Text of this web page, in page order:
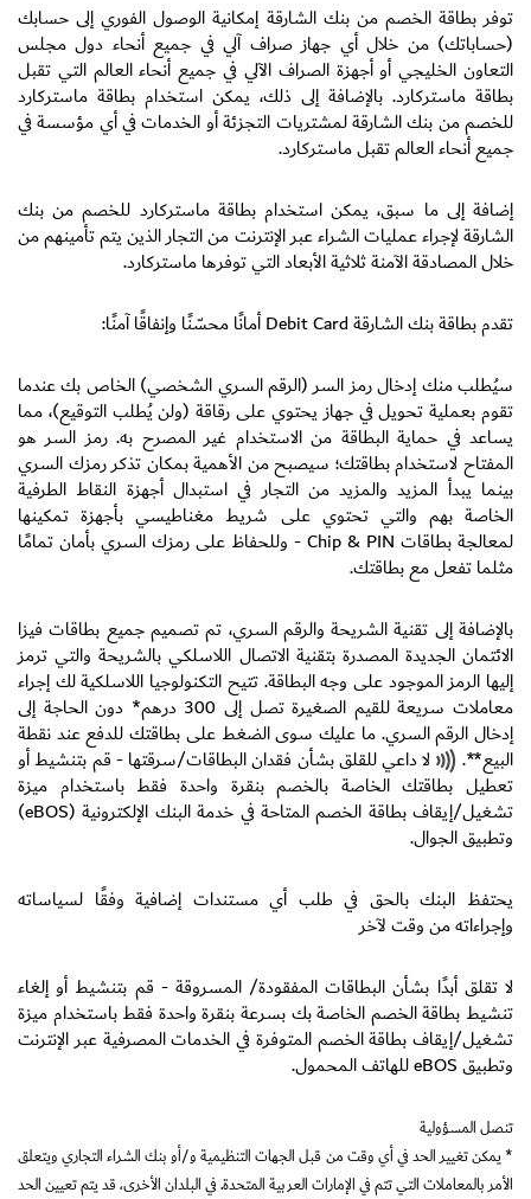
توفر بطاقة الخصم من بنك الشارقة إمكانية الوصول الفوري إلى حسابك
(حساباتك) من خلال أي جهاز صراف آلي في جميع أنحاء دول مجلس
التعاون الخليجي أو أجهزة الصراف الآلي في جميع أنحاء العالم التي تقبل
بطاقة ماستركارد. بالإضافة إلى ذلك، يمكن استخدام بطاقة ماستركارد
للخصم من بنك الشارقة لمشتريات التجزئة أو الخدمات في أي مؤسسة في
جميع أنحاء العالم تقبل ماستركارد.
إضافة إلى ما سبق، يمكن استخدام بطاقة ماستركارد للخصم من بنك
الشارقة لإجراء عمليات الشراء عبر الإنترنت من التجار الذين يتم تأمينهم من
خلال المصادقة الآمنة ثلاثية الأبعاد التي توفرها ماستركارد.
تقدم بطاقة بنك الشارقة Debit Card أمانًا محسّنًا وإنفاقًا آمنًا:
سيُطلب منك إدخال رمز السر (الرقم السري الشخصي) الخاص بك عندما
تقوم بعملية تحويل في جهاز يحتوي على رقاقة (ولن يُطلب التوقيع)، مما
يساعد في حماية البطاقة من الاستخدام غير المصرح به. رمز السر هو
المفتاح لاستخدام بطاقتك؛ سيصبح من الأهمية بمكان تذكر رمزك السري
بينما يبدأ المزيد والمزيد من التجار في استبدال أجهزة النقاط الطرفية
الخاصة بهم والتي تحتوي على شريط مغناطيسي بأجهزة تمكينها
لمعالجة بطاقات Chip & PIN - وللحفاظ على رمزك السري بأمان تمامًا
مثلما تفعل مع بطاقتك.
بالإضافة إلى تقنية الشريحة والرقم السري، تم تصميم جميع بطاقات فيزا
الائتمان الجديدة المصدرة بتقنية الاتصال اللاسلكي بالشريحة والتي ترمز
إليها الرمز الموجود على وجه البطاقة. تتيح التكنولوجيا اللاسلكية لك إجراء
معاملات سريعة للقيم الصغيرة تصل إلى 300 درهم* دون الحاجة إلى
إدخال الرقم السري. ما عليك سوى الضغط على بطاقتك للدفع عند نقطة
البيع**.
لا داعي للقلق بشأن فقدان البطاقات/سرقتها - قم بتنشيط أو
تعطيل بطاقتك الخاصة بالخصم بنقرة واحدة فقط باستخدام ميزة
تشغيل/إيقاف بطاقة الخصم المتاحة في خدمة البنك الإلكترونية (eBOS)
وتطبيق الجوال.
يحتفظ البنك بالحق في طلب أي مستندات إضافية وفقًا لسياساته
وإجراءاته من وقت لآخر
لا تقلق أبدًا بشأن البطاقات المفقودة/ المسروقة - قم بتنشيط أو إلغاء
تنشيط بطاقة الخصم الخاصة بك بسرعة بنقرة واحدة فقط باستخدام ميزة
تشغيل/إيقاف بطاقة الخصم المتوفرة في الخدمات المصرفية عبر الإنترنت
وتطبيق eBOS للهاتف المحمول.
تنصل المسؤولية
* يمكن تغيير الحد في أي وقت من قبل الجهات التنظيمية و/أو بنك الشراء التجاري ويتعلق
الأمر بالمعاملات التي تتم في الإمارات العربية المتحدة. في البلدان الأخرى، قد يتم تعيين الحد